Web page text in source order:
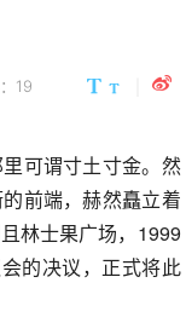
19
可谓寸土寸金。然
前端，赫然矗立着
林士果广场，1999
的决议，正式将此